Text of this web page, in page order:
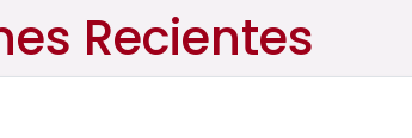
Recientes